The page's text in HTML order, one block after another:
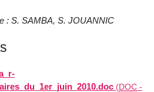
: S. SAMBA, S. JOUANNIC
(DOC-